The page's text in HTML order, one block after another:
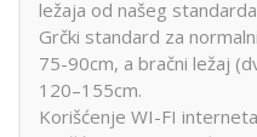
ležaja od našeg
Grčki standard za
75-90cm, a bračni ležaj
120–155cm.
Korišćenje WI-FI